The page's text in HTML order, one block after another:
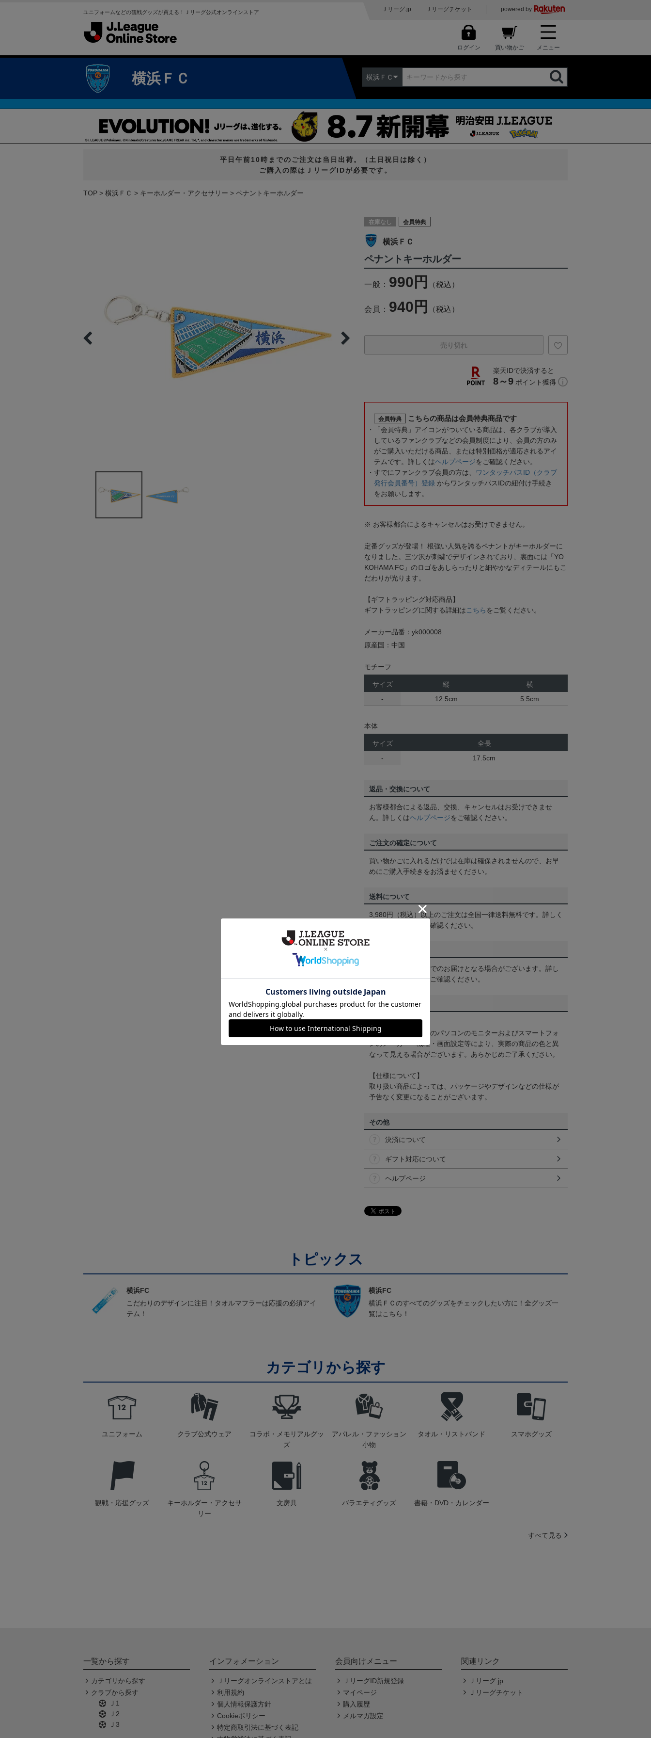
ユニフォームなどの観戦グッズが買える！Ｊリーグ公式オンラインストア Ｊリーグ.jp Ｊリーグチケット powered by
ログイン 買い物かご メニュー
横浜ＦＣ 横浜ＦＣ
平日午前10時までのご注文は当日出荷。（土日祝日は除く）
ご購入の際はＪリーグIDが必要です。
TOP 横浜ＦＣ キーホルダー・アクセサリー ペナントキーホルダー
在庫なし 会員特典
横浜ＦＣ
ペナントキーホルダー
一般： 990円 （税込）
会員： 940円 （税込）
売り切れ
楽天IDで決済すると
8～9 ポイント獲得
会員特典 こちらの商品は会員特典商品です
「会員特典」アイコンがついている商品は、各クラブが導入
しているファンクラブなどの会員制度により、会員の方のみ
がご購入いただける商品、または特別価格が適応されるアイ
テムです。詳しくはヘルプページをご確認ください。
すでにファンクラブ会員の方は、
ワンタッチパスID（クラブ
発行会員番号）登録 からワンタッチパスIDの紐付け手続き
をお願いします。
※ お客様都合によるキャンセルはお受けできません。
定番グッズが登場！ 根強い人気を誇るペナントがキーホルダーに
なりました。三ツ沢が刺繍でデザインされており、裏面には「YO
KOHAMA FC」のロゴをあしらったりと細やかなディテールにもこ
だわりが光ります。
【ギフトラッピング対応商品】
ギフトラッピングに関する詳細は こちら をご覧ください。
メーカー品番：yk000008
原産国：中国
モチーフ
サイズ 縦
横
-
12.5cm 5.5cm
本体
サイズ
全長
-
17.5cm
返品・交換について
お客様都合による返品、交換、キャンセルはお受けできませ
ん。詳しくはヘルプページをご確認ください。
ご注文の確定について
買い物かごに入れるだけでは在庫は確保されませんので、お早
めにご購入手続きをお済ませください。
送料について
3,980円（税込）以上のご注文は全国一律送料無料です。詳しく
をご確認ください。
一部商品はメール便でのお届けとなる場合がございます。詳し
くはヘルプページをご確認ください。
商品について
【カラーについて】
商品画像は、お使いのパソコンのモニターおよびスマートフォ
ンのメーカー・機種・画面設定等により、実際の商品の色と異
なって見える場合がございます。あらかじめご了承ください。
【仕様について】
取り扱い商品によっては、パッケージやデザインなどの仕様が
予告なく変更になることがございます。
その他
決済について
ギフト対応について
ヘルプページ
トピックス
横浜FC
こだわりのデザインに注目！タオルマフラーは応援の必須アイ
テム！
横浜FC
横浜ＦＣのすべてのグッズをチェックしたい方に！全グッズ一
覧はこちら！
カテゴリから探す
ユニフォーム クラブ公式ウェア
コラボ・メモリアルグッ
ズ
アパレル・ファッション
小物
タオル・リストバンド スマホグッズ
観戦・応援グッズ
キーホルダー・アクセサ
リー
文房具 バラエティグッズ 書籍・DVD・カレンダー
すべて見る
一覧から探す
カテゴリから探す
クラブから探す
Ｊ1
Ｊ2
Ｊ3
インフォメーション
Ｊリーグオンラインストアとは
利用規約
個人情報保護方針
Cookieポリシー
特定商取引法に基づく表記
会員向けメニュー
ＪリーグID新規登録
マイページ
購入履歴
メルマガ設定
関連リンク
Ｊリーグ.jp
Ｊリーグチケット